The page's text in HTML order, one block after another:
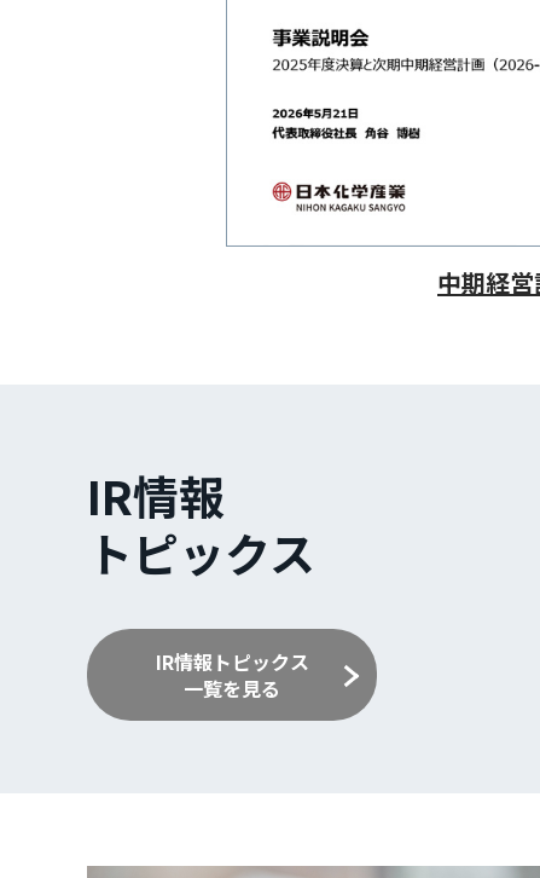
中期経
IR情報
トピックス
IR情報トピックス
一覧を見る